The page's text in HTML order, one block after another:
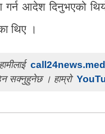
गर्न आदेश दिनुभएको
थिए ।
सक्नुहुनेछ । हाम्रो